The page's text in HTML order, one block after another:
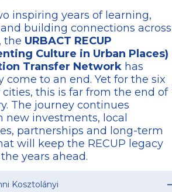
inspiring years of learning,
building connections across
the URBACT RECUP
Culture in Urban Places)
Transfer Network has
come to an end. Yet for the six
this is far from the end of
The journey continues
new investments, local
partnerships and long-term
will keep the RECUP legacy
years ahead.
Kosztolányi